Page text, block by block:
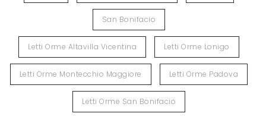
San Bonifacio
Letti Orme Altavilla Vicentina Letti Orme Lonigo
Letti Orme Montecchio Maggiore Letti Orme Padova
Letti Orme San Bonifacio